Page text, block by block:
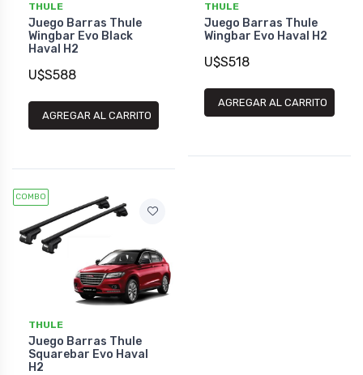
THULE
Juego Barras Thule
Wingbar Evo Black
Haval H2
U$S588
AGREGAR AL CARRITO
THULE
Juego Barras Thule
Wingbar Evo Haval H2
U$S518
AGREGAR AL CARRITO
COMBO
THULE
Juego Barras Thule
Squarebar Evo Haval
H2